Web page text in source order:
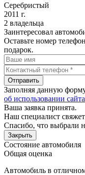
Серебристый
2011 г.
2 владельца
Заинтересовал
Оставьте номер
подарок.
Отправить
Заполняя данную
об использовании сайта
Ваша заявка принята.
Наш специалист
Спасибо, что выбрали
Закрыть
Состояние автомобиля
Общая оценка
Автомобиль в